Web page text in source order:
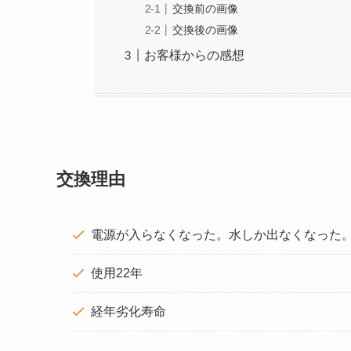
交換前の画像
交換後の画像
お客様からの感想
交換理由
電源が入らなくなった。水しか出なくなった
使用22年
経年劣化寿命